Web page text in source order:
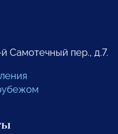
Самотечный пер., д.7.